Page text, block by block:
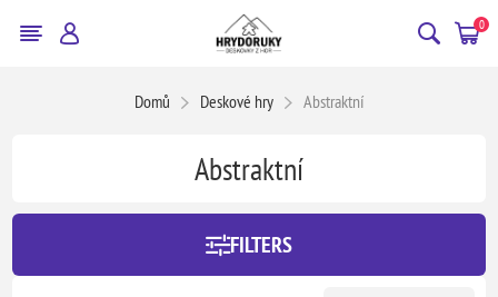
0
Domů Deskové hry Abstraktní
Abstraktní
FILTERS